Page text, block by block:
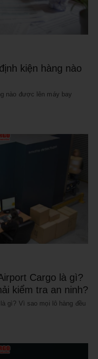
kiện hàng nào
nào được lên máy bay
Cargo là gì?
kiểm tra an ninh?
gì? Vì sao mọi lô hàng đều